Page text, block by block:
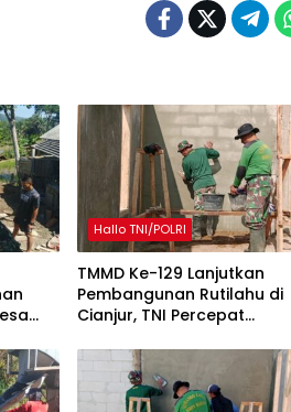
Hallo TNI/POLRI
TMMD Ke-129 Lanjutkan
Pembangunan Rutilahu di
Cianjur, TNI Percepat
Warga